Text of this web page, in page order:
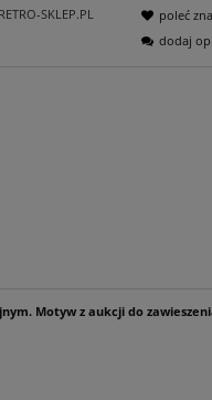
RETRO-SKLEP.PL
poleć
dodaj
Motyw z aukcji do